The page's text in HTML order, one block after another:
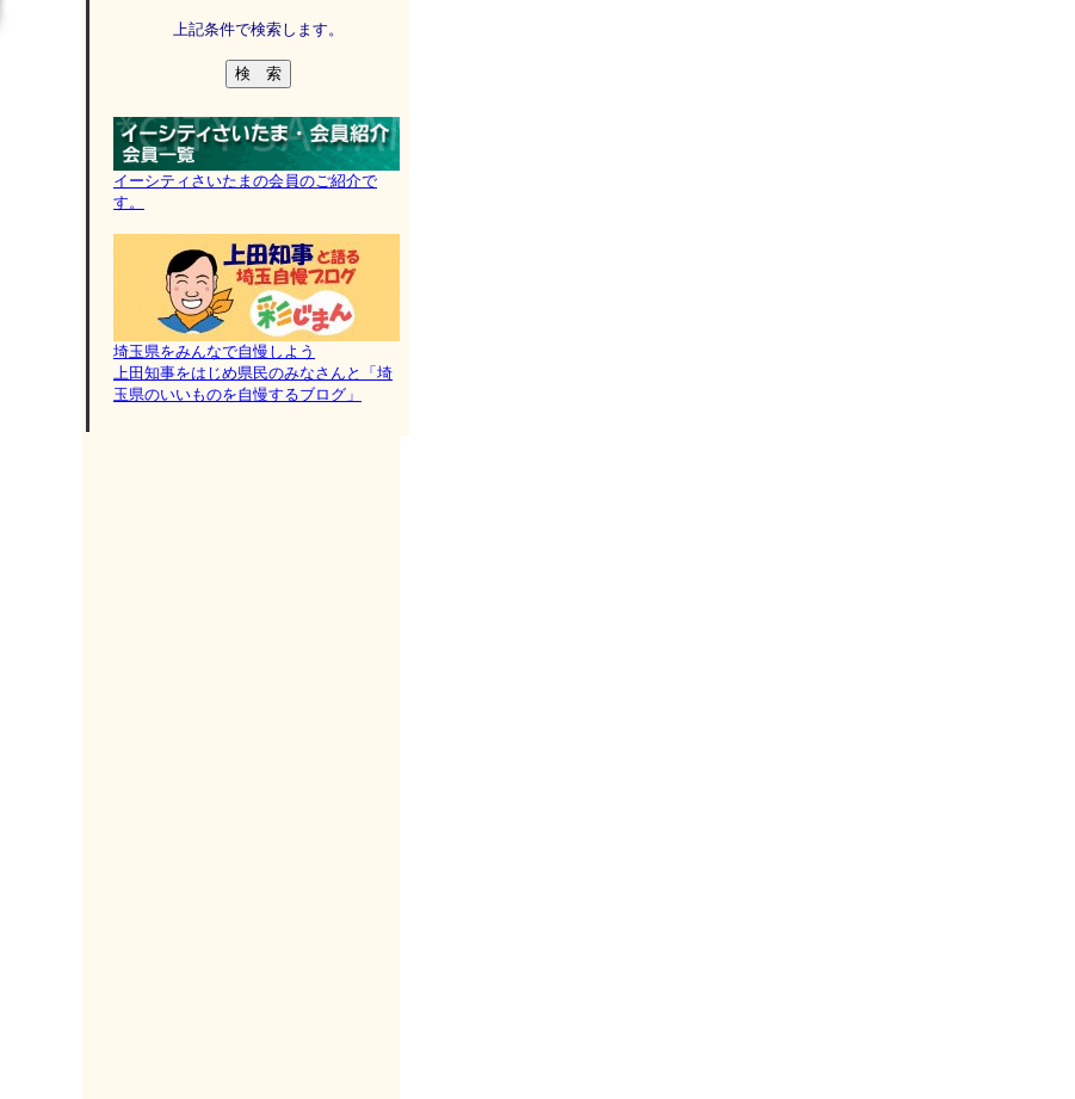
上記条件で検索します。
イーシティさいたまの会員のご紹介で
す。
埼玉県をみんなで自慢しよう
上田知事をはじめ県民のみなさんと「埼
玉県のいいものを自慢するブログ」